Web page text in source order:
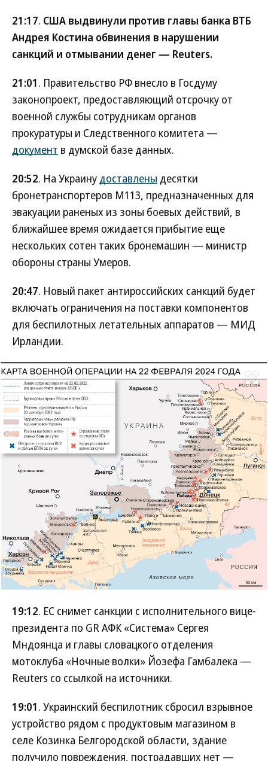
21:17. США выдвинули против главы банка ВТБ
Андрея Костина обвинения в нарушении
санкций и отмывании денег — Reuters.
21:01. Правительство РФ внесло в Госдуму
законопроект, предоставляющий отсрочку от
военной службы сотрудникам органов
прокуратуры и Следственного комитета —
документ в думской базе данных.
20:52. На Украину доставлены десятки
бронетранспортеров М113, предназначенных для
эвакуации раненых из зоны боевых действий, в
ближайшее время ожидается прибытие еще
нескольких сотен таких бронемашин — министр
обороны страны Умеров.
20:47. Новый пакет антироссийских санкций будет
включать ограничения на поставки компонентов
для беспилотных летательных аппаратов — МИД
Ирландии.
Развернуть
19:12. ЕС снимет санкции с исполнительного вице-
президента по GR АФК «Система» Сергея
Мндоянца и главы словацкого отделения
мотоклуба «Ночные волки» Йозефа Гамбалека —
Reuters со ссылкой на источники.
19:01. Украинский беспилотник сбросил взрывное
устройство рядом с продуктовым магазином в
селе Козинка Белгородской области, здание
получило повреждения, пострадавших нет —